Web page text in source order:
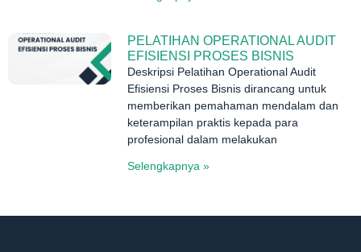
PELATIHAN OPERATIONAL AUDIT
EFISIENSI PROSES BISNIS
Deskripsi Pelatihan Operational Audit
Efisiensi Proses Bisnis dirancang untuk
memberikan pemahaman mendalam dan
keterampilan praktis kepada para
profesional dalam melakukan
Selengkapnya »